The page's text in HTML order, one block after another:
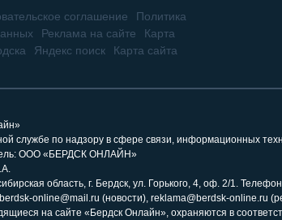
соглашение
Политика
Реклама на сайте
Карта
Яндекс поиск Карта сайта
службе по надзору в сфере связи, информационных
ООО «БЕРДСК ОНЛАЙН»
область, г. Бердск, ул. Горького, 4, оф. 2/1.
online@mail.ru (новости), reklama@berdsk-online.ru
на сайте «Бердск Онлайн», охраняются в